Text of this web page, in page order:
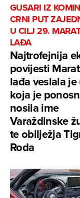
GUSARI IZ
CRNI PUT
U CILJ 29.
LAĐA
Najtrofejnija
povijesti
lađa veslala
koja je
nosila ime
Varaždinske
te obilježja
Roda